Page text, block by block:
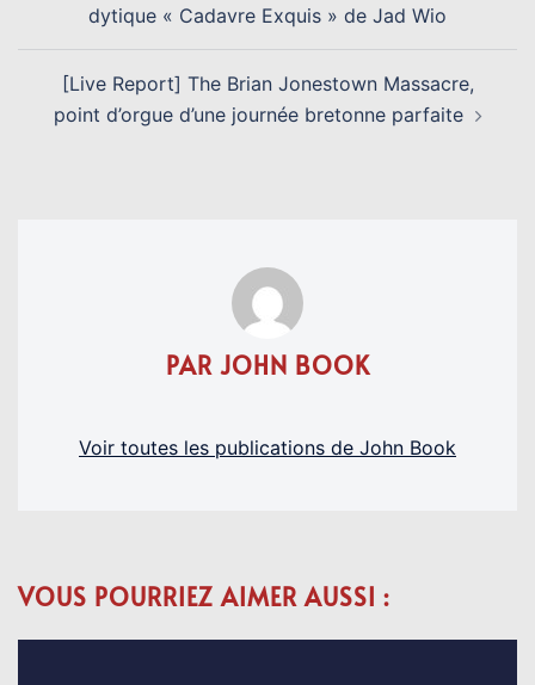
dytique « Cadavre Exquis » de Jad Wio
[Live Report] The Brian Jonestown Massacre,
point d’orgue d’une journée bretonne parfaite
PAR JOHN BOOK
Voir toutes les publications de John Book
VOUS POURRIEZ AIMER AUSSI :